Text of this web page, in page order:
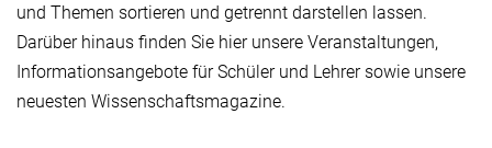
und Themen sortieren und getrennt darstellen lassen.
Darüber hinaus finden Sie hier unsere Veranstaltungen,
Informationsangebote für Schüler und Lehrer sowie unsere
neuesten Wissenschaftsmagazine.